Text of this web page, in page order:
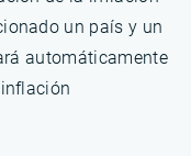
un país y un
automáticamente